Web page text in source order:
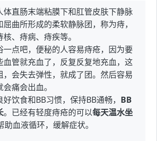
体直肠末端粘膜下和肛管皮肤下静脉
曲所形成的柔软静脉团，称为痔，
、痔病、痔疾等。
一点吧，便秘的人容易痔疮，因为要
血管就充血了，反复反复地充血，这
，会失去弹性，就成了团。然后容易
痛会出血。
饮食和BB习惯，保持BB通畅， BB
。已经有轻度痔疮的可以每天温水坐
助血液循环，缓解症状。